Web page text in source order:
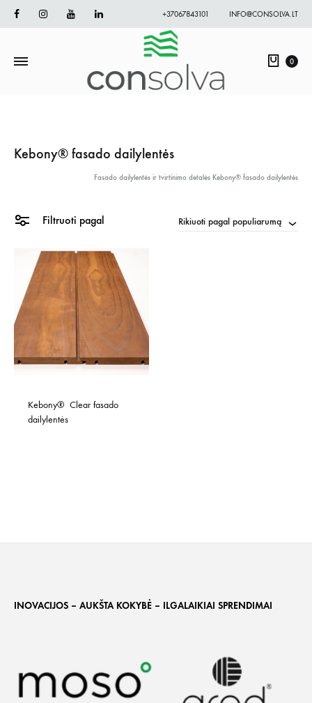
FacebookInstagramYoutubeLinkedin +37067843101 INFO@CONSOLVA.LT
0
Kebony® fasado dailylentės
Fasado dailylentės ir tvirtinimo detalės Kebony® fasado dailylentės
Filtruoti pagal Rikiuoti pagal populiarumą
Kebony®  Clear fasado
dailylentės
INOVACIJOS – AUKŠTA KOKYBĖ – ILGALAIKIAI SPRENDIMAI